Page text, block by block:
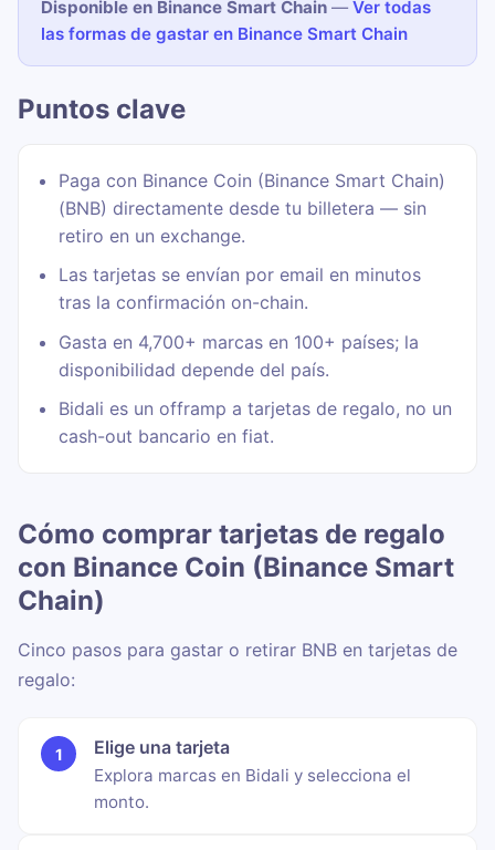
Disponible en Binance Smart Chain — Ver todas
las formas de gastar en Binance Smart Chain
Puntos clave
Paga con Binance Coin (Binance Smart Chain)
(BNB) directamente desde tu billetera — sin
retiro en un exchange.
Las tarjetas se envían por email en minutos
tras la confirmación on-chain.
Gasta en 4,700+ marcas en 100+ países; la
disponibilidad depende del país.
Bidali es un offramp a tarjetas de regalo, no un
cash-out bancario en fiat.
Cómo comprar tarjetas de regalo
con Binance Coin (Binance Smart
Chain)
Cinco pasos para gastar o retirar BNB en tarjetas de
regalo:
Elige una tarjeta
Explora marcas en Bidali y selecciona el
monto.